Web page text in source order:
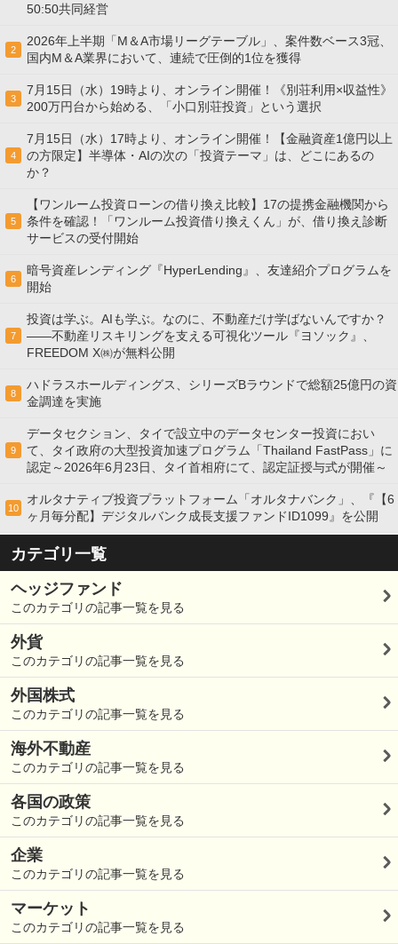
50:50共同経営
2
2026年上半期「M＆A市場リーグテーブル」、案件数ベース3冠、
国内M＆A業界において、連続で圧倒的1位を獲得
3
7月15日（水）19時より、オンライン開催！《別荘利用×収益性》
200万円台から始める、「小口別荘投資」という選択
4
7月15日（水）17時より、オンライン開催！【金融資産1億円以上
の方限定】半導体・AIの次の「投資テーマ」は、どこにあるの
か？
5
【ワンルーム投資ローンの借り換え比較】17の提携金融機関から
条件を確認！「ワンルーム投資借り換えくん」が、借り換え診断
サービスの受付開始
6
暗号資産レンディング『HyperLending』、友達紹介プログラムを
開始
7
投資は学ぶ。AIも学ぶ。なのに、不動産だけ学ばないんですか？
——不動産リスキリングを支える可視化ツール『ヨソック』、
FREEDOM X㈱が無料公開
8
ハドラスホールディングス、シリーズBラウンドで総額25億円の資
金調達を実施
9
データセクション、タイで設立中のデータセンター投資におい
て、タイ政府の大型投資加速プログラム「Thailand FastPass」に
認定～2026年6月23日、タイ首相府にて、認定証授与式が開催～
10
オルタナティブ投資プラットフォーム「オルタナバンク」、『【6
ヶ月毎分配】デジタルバンク成長支援ファンドID1099』を公開
カテゴリ一覧
ヘッジファンド
このカテゴリの記事一覧を見る
外貨
このカテゴリの記事一覧を見る
外国株式
このカテゴリの記事一覧を見る
海外不動産
このカテゴリの記事一覧を見る
各国の政策
このカテゴリの記事一覧を見る
企業
このカテゴリの記事一覧を見る
マーケット
このカテゴリの記事一覧を見る